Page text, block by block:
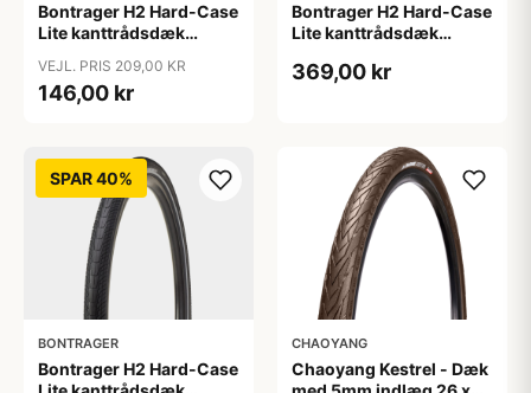
Bontrager H2 Hard-Case
Lite kanttrådsdæk
refleks
VEJL. PRIS 209,00 KR
146,00 kr
Bontrager H2 Hard-Case
Lite kanttrådsdæk
refleks
369,00 kr
SPAR 40%
BONTRAGER
Bontrager H2 Hard-Case
CHAOYANG
Chaoyang Kestrel - Dæk